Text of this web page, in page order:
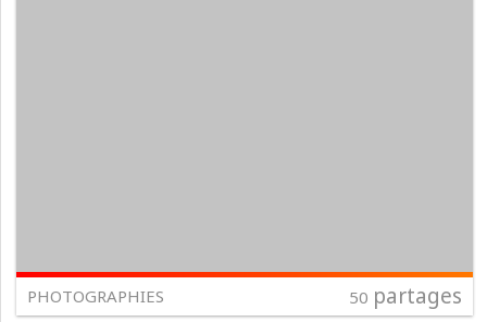
PHOTOGRAPHIES 50 partages